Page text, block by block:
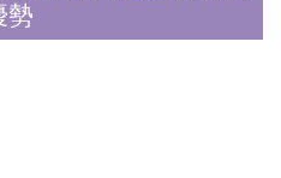
勢